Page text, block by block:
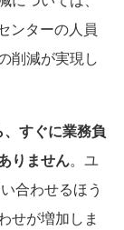
ンターの人員
削減が実現し
すぐに業務負
りません。ユ
合わせるほう
せが増加しま